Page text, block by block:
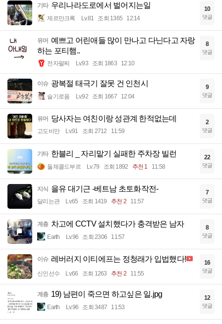
기타 우리나라도로에서 벌어지는일
제르만크록 Lv.81 조회 1365 12:14
10
댓글
유머 예쁘고 어린애들 많이 만나고 다닌다고 자랑
하는 포티햄..
전자팔찌 Lv.93 조회 1863 12:10
8
댓글
이슈 광복절 태극기 잘못 건 인천시
슬기로움 Lv.92 조회 1667 12:04
9
댓글
유머 당사자는 여친이랑 성관계 한적없는데
고도비만 Lv.91 조회 2712 11:59
2
댓글
기타 한블리 _ 자리맡기 실패한 주차장 빌런
돌체콜드부르 Lv.79 조회 1892 추천 1 11:58
22
댓글
지식 을유 대기근 -베트남 초토화작전-
달리는관 Lv.65 조회 1419 추천 2 11:57
7
댓글
계층 차고에 CCTV 설치했다가 충격받은 남자
Earth Lv.96 조회 2306 11:57
8
댓글
이슈 레버러지 이티에프는 정청래가 입법했다!
신인선수 Lv.66 조회 1263 추천 2 11:55
16
댓글
계층 19) 남편이 죽으면 하고싶은 일.jpg
Earth Lv.96 조회 3487 11:53
12
댓글